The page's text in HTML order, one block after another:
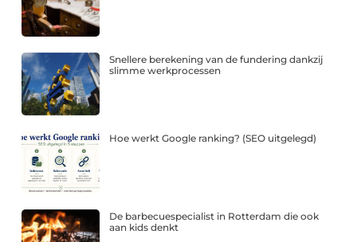
Snellere berekening van de fundering dankzij
slimme werkprocessen
Hoe werkt Google ranking? (SEO uitgelegd)
De barbecuespecialist in Rotterdam die ook
aan kids denkt